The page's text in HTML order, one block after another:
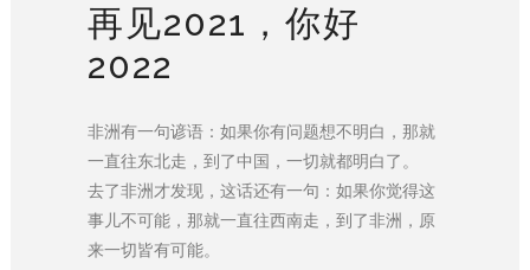
再见2021，你好
2022
非洲有一句谚语：如果你有问题想不明白，那就
一直往东北走，到了中国，一切就都明白了。
去了非洲才发现，这话还有一句：如果你觉得这
事儿不可能，那就一直往西南走，到了非洲，原
来一切皆有可能。